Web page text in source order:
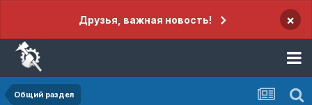
Друзья, важная новость! ×
Общий раздел